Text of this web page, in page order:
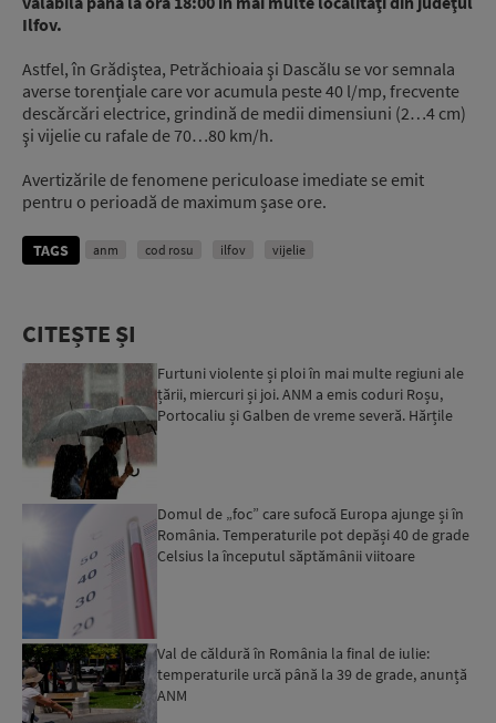
Ilfov.
Astfel, în Grădiştea, Petrăchioaia şi Dascălu se vor semnala
averse torenţiale care vor acumula peste 40 l/mp, frecvente
descărcări electrice, grindină de medii dimensiuni (2…4 cm)
şi vijelie cu rafale de 70…80 km/h.
Avertizările de fenomene periculoase imediate se emit
pentru o perioadă de maximum șase ore.
TAGS anm cod rosu ilfov vijelie
CITEȘTE ȘI
Furtuni violente și ploi în mai multe regiuni ale
țării, miercuri și joi. ANM a emis coduri Roșu,
Portocaliu și Galben de vreme severă. Hărțile
Domul de „foc” care sufocă Europa ajunge și în
România. Temperaturile pot depăși 40 de grade
Celsius la începutul săptămânii viitoare
Val de căldură în România la final de iulie:
temperaturile urcă până la 39 de grade, anunță
ANM